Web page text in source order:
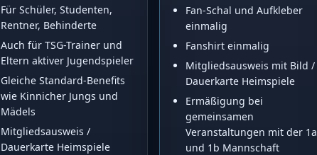
Für Schüler, Studenten,
Rentner, Behinderte
Auch für TSG-Trainer und
Eltern aktiver Jugendspieler
Gleiche Standard-Benefits
wie Kinnicher Jungs und
Mädels
Mitgliedsausweis /
Dauerkarte Heimspiele
Fan-Schal und Aufkleber
einmalig
Fanshirt einmalig
Mitgliedsausweis mit Bild /
Dauerkarte Heimspiele
Ermäßigung bei
gemeinsamen
Veranstaltungen mit der 1a
und 1b Mannschaft